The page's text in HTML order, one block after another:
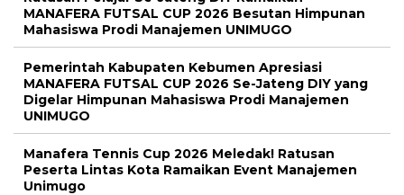
MANAFERA FUTSAL CUP 2026 Besutan Himpunan
Mahasiswa Prodi Manajemen UNIMUGO
Pemerintah Kabupaten Kebumen Apresiasi
MANAFERA FUTSAL CUP 2026 Se-Jateng DIY yang
Digelar Himpunan Mahasiswa Prodi Manajemen
UNIMUGO
Manafera Tennis Cup 2026 Meledak! Ratusan
Peserta Lintas Kota Ramaikan Event Manajemen
Unimugo